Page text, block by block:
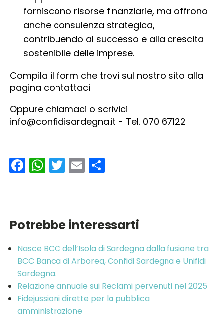
forniscono risorse finanziarie, ma offrono
anche consulenza strategica,
contribuendo al successo e alla crescita
sostenibile delle imprese.
Compila il form che trovi sul nostro sito alla
pagina contattaci
Oppure chiamaci o scrivici
info@confidisardegna.it - Tel. 070 67122
Facebook
WhatsApp
Twitter
Email
Potrebbe interessarti
Nasce BCC dell’Isola di Sardegna dalla fusione tra
BCC Banca di Arborea, Confidi Sardegna e Unifidi
Sardegna.
Relazione annuale sui Reclami pervenuti nel 2025
Fidejussioni dirette per la pubblica
amministrazione